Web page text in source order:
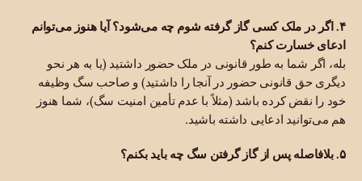
۴. اگر در ملک کسی گاز گرفته شوم چه می‌شود؟ آیا هنوز می‌توانم
ادعای خسارت کنم؟
بله، اگر شما به طور قانونی در ملک حضور داشتید (یا به هر نحو
دیگری حق قانونی حضور در آنجا را داشتید) و صاحب سگ وظیفه
خود را نقض کرده باشد (مثلاً با عدم تأمین امنیت سگ)، شما هنوز
هم می‌توانید ادعایی داشته باشید.
۵. بلافاصله پس از گاز گرفتن سگ چه باید بکنم؟